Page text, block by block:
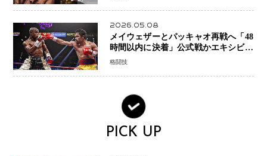
2026.05.08
メイウェザーとパッキャオ再戦へ「48
時間以内に決着」公式戦かエキシビシ
ョンか混迷続く
格闘技
PICK UP